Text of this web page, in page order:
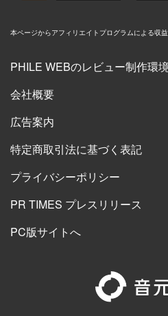
本ページからアフィリエイトプログラムによる収
PHILE WEBのレビュー制作環
会社概要
広告案内
特定商取引法に基づく表記
プライバシーポリシー
PR TIMES プレスリリース
PC版サイトへ